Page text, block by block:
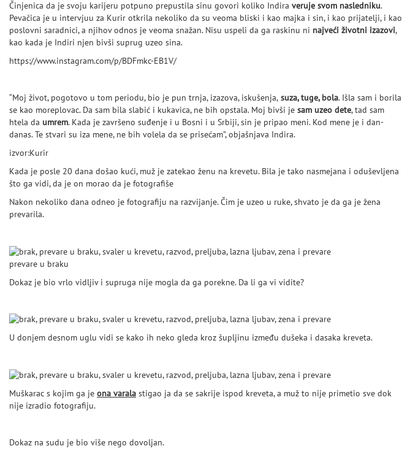
Činjenica da je svoju karijeru potpuno prepustila sinu govori koliko Indira veruje svom nasledniku.
Pevačica je u intervjuu za Kurir otkrila nekoliko da su veoma bliski i kao majka i sin, i kao prijatelji, i kao
poslovni saradnici, a njihov odnos je veoma snažan. Nisu uspeli da ga raskinu ni najveći životni izazovi,
kao kada je Indiri njen bivši suprug uzeo sina.
https://www.instagram.com/p/BDFmkc-EB1V/
“Moj život, pogotovo u tom periodu, bio je pun trnja, izazova, iskušenja, suza, tuge, bola. Išla sam i borila
se kao moreplovac. Da sam bila slabić i kukavica, ne bih opstala. Moj bivši je sam uzeo dete, tad sam
htela da umrem. Kada je završeno suđenje i u Bosni i u Srbiji, sin je pripao meni. Kod mene je i dan-
danas. Te stvari su iza mene, ne bih volela da se prisećam”, objašnjava Indira.
izvor:Kurir
Kada je posle 20 dana došao kući, muž je zatekao ženu na krevetu. Bila je tako nasmejana i oduševljena
što ga vidi, da je on morao da je fotografiše
Nakon nekoliko dana odneo je fotografiju na razvijanje. Čim je uzeo u ruke, shvato je da ga je žena
prevarila.
prevare u braku
Dokaz je bio vrlo vidljiv i supruga nije mogla da ga porekne. Da li ga vi vidite?
U donjem desnom uglu vidi se kako ih neko gleda kroz šupljinu između dušeka i dasaka kreveta.
Muškarac s kojim ga je ona varala stigao ja da se sakrije ispod kreveta, a muž to nije primetio sve dok
nije izradio fotografiju.
Dokaz na sudu je bio više nego dovoljan.